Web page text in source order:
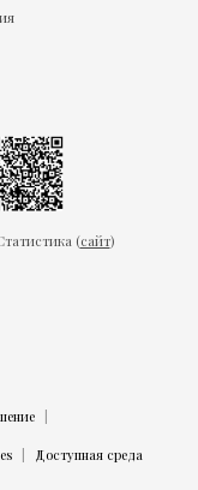
(сайт)
Доступная среда